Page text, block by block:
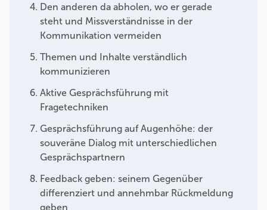
Den anderen da abholen, wo er gerade
steht und Missverständnisse in der
Kommunikation vermeiden
Themen und Inhalte verständlich
kommunizieren
Aktive Gesprächsführung mit
Fragetechniken
Gesprächsführung auf Augenhöhe: der
souveräne Dialog mit unterschiedlichen
Gesprächspartnern
Feedback geben: seinem Gegenüber
differenziert und annehmbar Rückmeldung
geben